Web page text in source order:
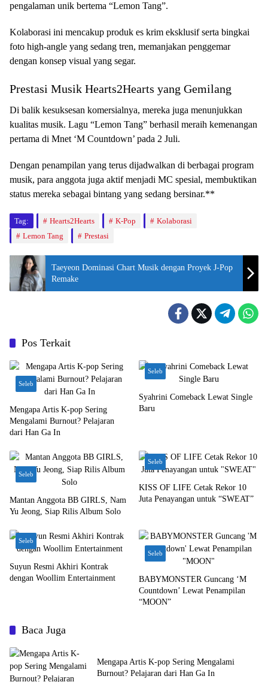
pengalaman unik bertema “Lemon Tang”.
Kolaborasi ini mencakup produk es krim eksklusif serta bingkai
foto high-angle yang sedang tren, memanjakan penggemar
dengan konsep visual yang segar.
Prestasi Musik Hearts2Hearts yang Gemilang
Di balik kesuksesan komersialnya, mereka juga menunjukkan
kualitas musik. Lagu “Lemon Tang” berhasil meraih kemenangan
pertama di Mnet ‘M Countdown’ pada 2 Juli.
Dengan penampilan yang terus dijadwalkan di berbagai program
musik, para anggota juga aktif menjadi MC spesial, membuktikan
status mereka sebagai bintang yang sedang bersinar.**
Tag: Hearts2Hearts K-Pop
Kolaborasi
Lemon Tang
Prestasi
Taeyeon Dominasi Chart Musik dengan Proyek J-Pop
Remake
Pos Terkait
Seleb
Mengapa Artis K-pop Sering
Mengalami Burnout? Pelajaran
dari Han Ga In
Seleb
Syahrini Comeback Lewat Single
Baru
Seleb
Mantan Anggota BB GIRLS, Nam
Yu Jeong, Siap Rilis Album Solo
Seleb
KISS OF LIFE Cetak Rekor 10
Juta Penayangan untuk “SWEAT”
Seleb
Suyun Resmi Akhiri Kontrak
dengan Woollim Entertainment
Seleb
BABYMONSTER Guncang ‘M
Countdown’ Lewat Penampilan
“MOON”
Baca Juga
Mengapa Artis K-pop Sering Mengalami
Burnout? Pelajaran dari Han Ga In